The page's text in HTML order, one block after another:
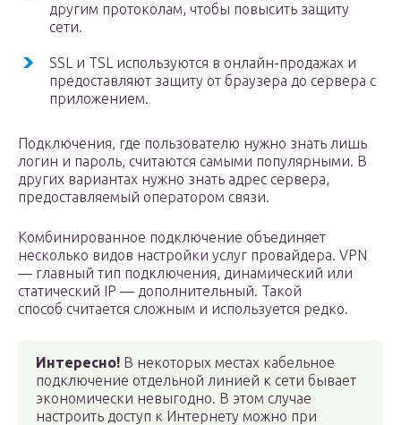
другим протоколам, чтобы повысить защиту
сети.
SSL и TSL используются в онлайн-продажах и
предоставляют защиту от браузера до сервера с
приложением.
Подключения, где пользователю нужно знать лишь
логин и пароль, считаются самыми популярными. В
других вариантах нужно знать адрес сервера,
предоставляемый оператором связи.
Комбинированное подключение объединяет
несколько видов настройки услуг провайдера. VPN
— главный тип подключения, динамический или
статический IP — дополнительный. Такой
способ считается сложным и используется редко.
Интересно! В некоторых местах кабельное
подключение отдельной линией к сети бывает
экономически невыгодно. В этом случае
настроить доступ к Интернету можно при